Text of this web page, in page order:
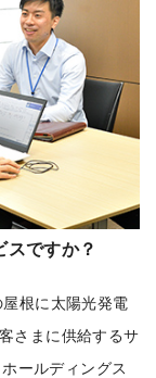
スですか？
根に太陽光発電
さまに供給するサ
ールディングス